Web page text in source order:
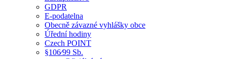
GDPR
E-podatelna
Obecně závazné vyhlášky obce
Úřední hodiny
Czech POINT
§106⁄99 Sb.